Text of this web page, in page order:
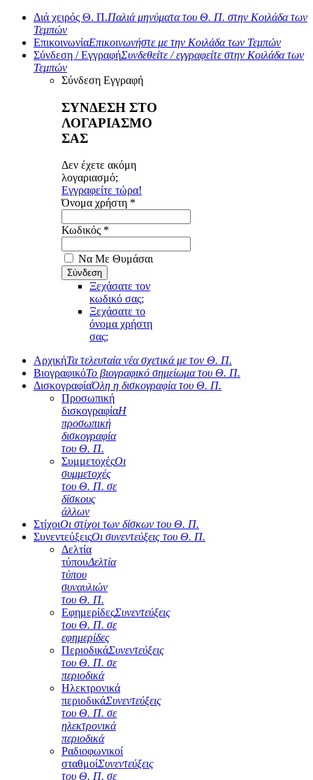
Διά χειρός Θ. Π.Παλιά μηνύματα του Θ. Π. στην Κοιλάδα των
Τεμπών
ΕπικοινωνίαΕπικοινωνήστε με την Κοιλάδα των Τεμπών
Σύνδεση / ΕγγραφήΣυνδεθείτε / εγγραφείτε στην Κοιλάδα των
Τεμπών
Σύνδεση Εγγραφή
ΣΥΝΔΕΣΗ ΣΤΟ
ΛΟΓΑΡΙΑΣΜΟ
ΣΑΣ
Δεν έχετε ακόμη
λογαριασμό;
Εγγραφείτε τώρα!
Όνομα χρήστη *
Κωδικός *
Να Με Θυμάσαι
Ξεχάσατε τον
κωδικό σας;
Ξεχάσατε το
όνομα χρήστη
σας;
ΑρχικήΤα τελευταία νέα σχετικά με τον Θ. Π.
ΒιογραφικόΤο βιογραφικό σημείωμα του Θ. Π.
ΔισκογραφίαΌλη η δισκογραφία του Θ. Π.
Προσωπική
δισκογραφίαΗ
προσωπική
δισκογραφία
του Θ. Π.
ΣυμμετοχέςΟι
συμμετοχές
του Θ. Π. σε
δίσκους
άλλων
ΣτίχοιΟι στίχοι των δίσκων του Θ. Π.
ΣυνεντεύξειςΟι συνεντεύξεις του Θ. Π.
Δελτία
τύπουΔελτία
τύπου
συναυλιών
του Θ. Π.
ΕφημερίδεςΣυνεντεύξεις
του Θ. Π. σε
εφημερίδες
ΠεριοδικάΣυνεντεύξεις
του Θ. Π. σε
περιοδικά
Ηλεκτρονικά
περιοδικάΣυνεντεύξεις
του Θ. Π. σε
ηλεκτρονικά
περιοδικά
Ραδιοφωνικοί
σταθμοίΣυνεντεύξεις
του Θ. Π. σε